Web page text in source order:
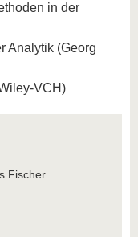
in der
Analytik (Georg
VCH)
Fischer